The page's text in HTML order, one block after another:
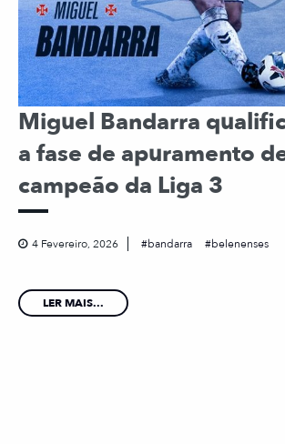
Miguel Bandarra
a fase de apuramento
campeão da Liga 3
4 Fevereiro, 2026 bandarra belenenses
LER MAIS...